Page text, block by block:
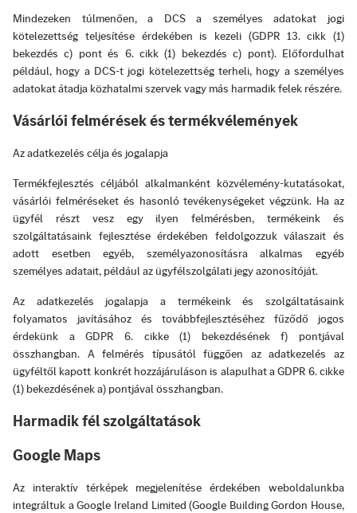
Mindezeken túlmenően, a DCS a személyes adatokat jogi
kötelezettség teljesítése érdekében is kezeli (GDPR 13. cikk (1)
bekezdés c) pont és 6. cikk (1) bekezdés c) pont). Előfordulhat
például, hogy a DCS-t jogi kötelezettség terheli, hogy a személyes
adatokat átadja közhatalmi szervek vagy más harmadik felek részére.
Vásárlói felmérések és termékvélemények
Az adatkezelés célja és jogalapja
Termékfejlesztés céljából alkalmanként közvélemény-kutatásokat,
vásárlói felméréseket és hasonló tevékenységeket végzünk. Ha az
ügyfél részt vesz egy ilyen felmérésben, termékeink és
szolgáltatásaink fejlesztése érdekében feldolgozzuk válaszait és
adott esetben egyéb, személyazonosításra alkalmas egyéb
személyes adatait, például az ügyfélszolgálati jegy azonosítóját.
Az adatkezelés jogalapja a termékeink és szolgáltatásaink
folyamatos javításához és továbbfejlesztéséhez fűződő jogos
érdekünk a GDPR 6. cikke (1) bekezdésének f) pontjával
összhangban. A felmérés típusától függően az adatkezelés az
ügyféltől kapott konkrét hozzájáruláson is alapulhat a GDPR 6. cikke
(1) bekezdésének a) pontjával összhangban.
Harmadik fél szolgáltatások
Google Maps
Az interaktív térképek megjelenítése érdekében weboldalunkba
integráltuk a Google Ireland Limited (Google Building Gordon House,